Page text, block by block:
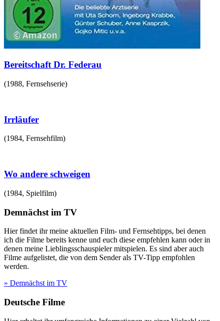
Bereitschaft Dr. Federau
(1988, Fernsehserie)
Irrläufer
(1984, Fernsehfilm)
Wo andere schweigen
(1984, Spielfilm)
Demnächst im TV
Hier findet ihr meine aktuellen Film- und Fernsehtipps, bei denen
ich die Filme bereits kenne und euch diese empfehlen kann oder in
denen meine Lieblingsschauspieler mitspielen. Es sind aber auch
Filme aufgelistet, die von dem Sender als TV-Tipp empfohlen
werden.
» Demnächst im TV
Deutsche Filme